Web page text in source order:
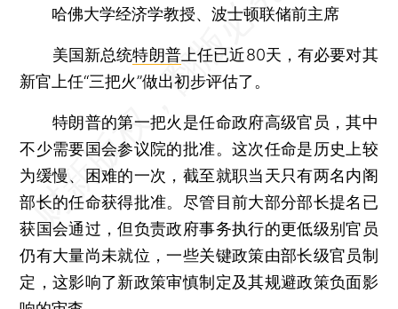
哈佛大学经济学教授、波士顿联储前主席
美国新总统特朗普上任已近80天，有必要对其
新官上任“三把火”做出初步评估了。
特朗普的第一把火是任命政府高级官员，其中
不少需要国会参议院的批准。这次任命是历史上较
为缓慢、困难的一次，截至就职当天只有两名内阁
部长的任命获得批准。尽管目前大部分部长提名已
获国会通过，但负责政府事务执行的更低级别官员
仍有大量尚未就位，一些关键政策由部长级官员制
定，这影响了新政策审慎制定及其规避政策负面影